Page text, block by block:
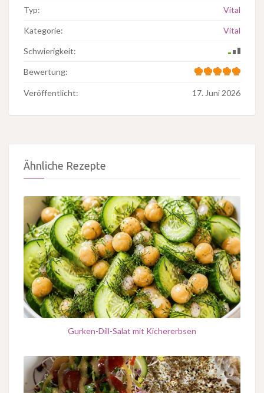
Typ: Vital
Kategorie: Vital
Schwierigkeit:
Bewertung:
Veröffentlicht: 17. Juni 2026
Ähnliche Rezepte
Gurken-Dill-Salat mit Kichererbsen